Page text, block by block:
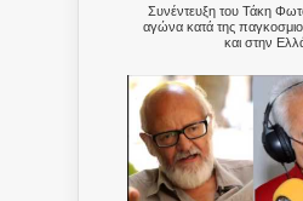
Συνέντευξη του Τάκη
αγώνα κατά της
και στην